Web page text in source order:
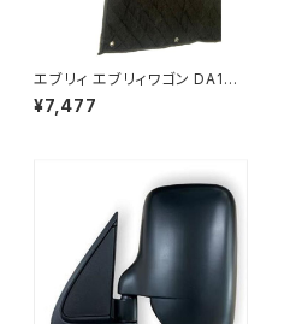
エブリィ エブリィワゴン DA17V
DA17W サンシェード エブリー
マルチサンシェード 車種専用 8
¥7,477